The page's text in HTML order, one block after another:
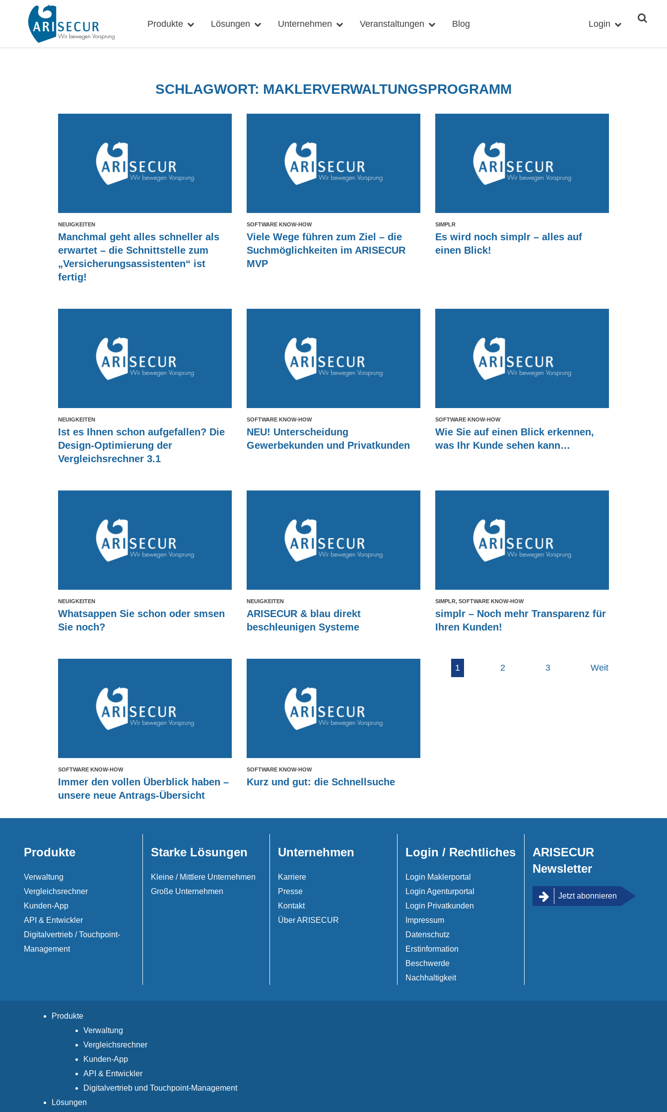
Produkte Lösungen Unternehmen Veranstaltungen Blog Login
SCHLAGWORT: MAKLERVERWALTUNGSPROGRAMM
NEUIGKEITEN
Manchmal geht alles schneller als
erwartet – die Schnittstelle zum
„Versicherungsassistenten“ ist
fertig!
SOFTWARE KNOW-HOW
Viele Wege führen zum Ziel – die
Suchmöglichkeiten im ARISECUR
MVP
SIMPLR
Es wird noch simplr – alles auf
einen Blick!
NEUIGKEITEN
Ist es Ihnen schon aufgefallen? Die
Design-Optimierung der
Vergleichsrechner 3.1
SOFTWARE KNOW-HOW
NEU! Unterscheidung
Gewerbekunden und Privatkunden
SOFTWARE KNOW-HOW
Wie Sie auf einen Blick erkennen,
was Ihr Kunde sehen kann…
NEUIGKEITEN
Whatsappen Sie schon oder smsen
Sie noch?
NEUIGKEITEN
ARISECUR & blau direkt
beschleunigen Systeme
SIMPLR, SOFTWARE KNOW-HOW
simplr – Noch mehr Transparenz für
Ihren Kunden!
SOFTWARE KNOW-HOW
Immer den vollen Überblick haben –
unsere neue Antrags-Übersicht
SOFTWARE KNOW-HOW
Kurz und gut: die Schnellsuche
1 2 3 Weiter »
Produkte
Verwaltung
Vergleichsrechner
Kunden-App
API & Entwickler
Digitalvertrieb / Touchpoint-
Management
Starke Lösungen
Kleine / Mittlere Unternehmen
Große Unternehmen
Unternehmen
Karriere
Presse
Kontakt
Über ARISECUR
Login / Rechtliches
Login Maklerportal
Login Agenturportal
Login Privatkunden
Impressum
Datenschutz
Erstinformation
Beschwerde
Nachhaltigkeit
ARISECUR
Newsletter
Jetzt abonnieren
Produkte
Verwaltung
Vergleichsrechner
Kunden-App
API & Entwickler
Digitalvertrieb und Touchpoint-Management
Lösungen